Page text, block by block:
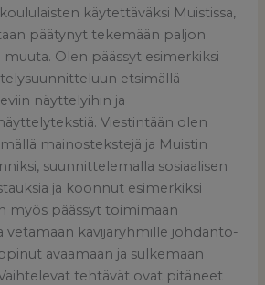
käytettäväksi Muistissa,
päätynyt tekemään paljon
Olen päässyt esimerkiksi
etsimällä
näyttelyihin ja
Viestintään olen
mainostekstejä ja Muistin
suunnittelemalla sosiaalisen
ja koonnut esimerkiksi
myös päässyt toimimaan
vetämään kävijäryhmille johdanto-
avaamaan ja sulkemaan
tehtävät ovat pitäneet